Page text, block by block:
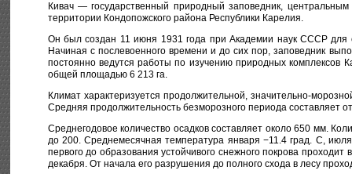
Кивач — государственный природный заповедник,
территории Кондопожского района Республики Карелия.
Он был создан 11 июня 1931 года при Академии наук СССР для
Начиная с послевоенного времени и до сих пор, заповедник
постоянно ведутся работы по изучению природных комплексов
общей площадью 6 213 га.
Климат характеризуется продолжительной, значительно-
Средняя продолжительность безморозного периода составляет
Среднегодовое количество осадков составляет около 650 мм.
до 200. Среднемесячная температура января −11.4 град. С,
первого до образования устойчивого снежного покрова
декабря. От начала его разрушения до полного схода в лесу